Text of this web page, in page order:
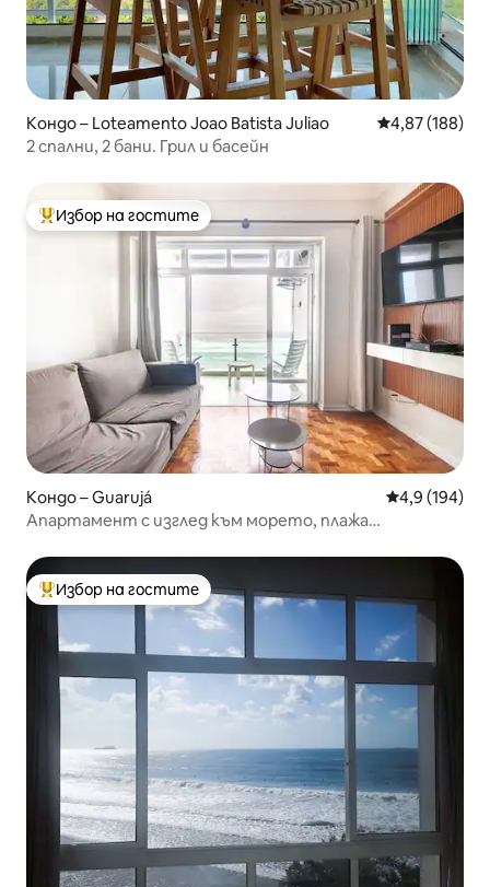
Кондо – Loteamento Joao Batista Juliao Средна
4,87 (188)
2 спални, 2 бани. Грил и басейн
Най-популярен избор на гостите
Избор на гостите
Кондо – Guarujá Средна
4,9 (194)
Апартамент с изглед към морето, плажа
Най-популярен избор на гостите
Избор на гостите